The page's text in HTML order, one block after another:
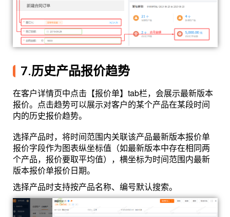
7.历史产品报价趋势
在客户详情页中点击【报价单】tab栏，会展示最新版本
报价。点击趋势可以展示对客户的某个产品在某段时间
内的历史报价趋势。
选择产品时，将时间范围内关联该产品最新版本报价单
报价字段作为图表纵坐标值（如最新版本中存在相同两
个产品，报价要取平均值），横坐标为时间范围内最新
版本报价单报价日期。
选择产品时支持按产品名称、编号默认搜索。